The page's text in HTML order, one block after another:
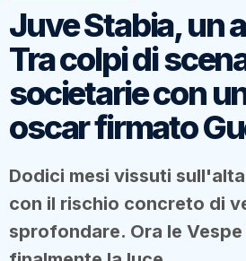
Juve Stabia, un
Tra colpi di
societarie con
oscar firmato
Dodici mesi vissuti
con il rischio concreto di
sprofondare. Ora le